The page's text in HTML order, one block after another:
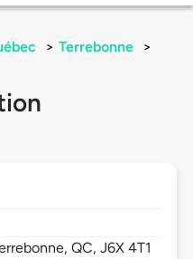
> Terrebonne
>
QC,J6X 4T1